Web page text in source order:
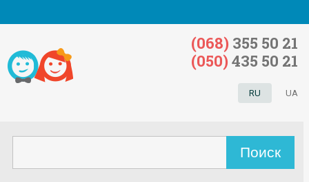
RU UA
(068) 355 50 21
(050) 435 50 21